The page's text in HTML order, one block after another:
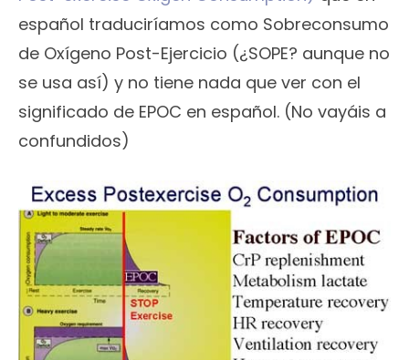
español traduciríamos como Sobreconsumo
de Oxígeno Post-Ejercicio (¿SOPE? aunque no
se usa así) y no tiene nada que ver con el
significado de EPOC en español. (No vayáis a
confundidos)